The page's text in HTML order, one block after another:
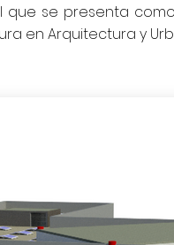
se presenta
en Arquitectura y